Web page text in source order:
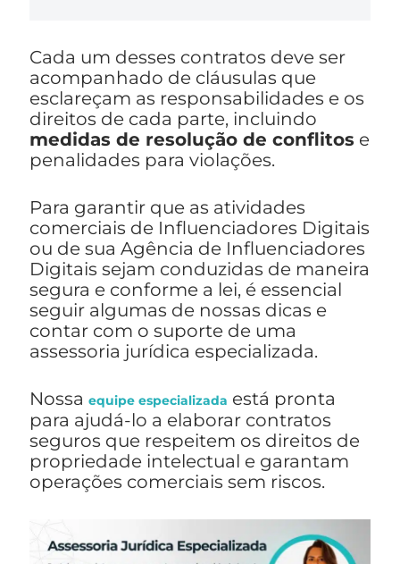
Cada um desses contratos deve ser
acompanhado de cláusulas que
esclareçam as responsabilidades e os
direitos de cada parte, incluindo
medidas de resolução de conflitos e
penalidades para violações.
Para garantir que as atividades
comerciais de Influenciadores Digitais
ou de sua Agência de Influenciadores
Digitais sejam conduzidas de maneira
segura e conforme a lei, é essencial
seguir algumas de nossas dicas e
contar com o suporte de uma
assessoria jurídica especializada.
Nossa equipe especializada está pronta
para ajudá-lo a elaborar contratos
seguros que respeitem os direitos de
propriedade intelectual e garantam
operações comerciais sem riscos.